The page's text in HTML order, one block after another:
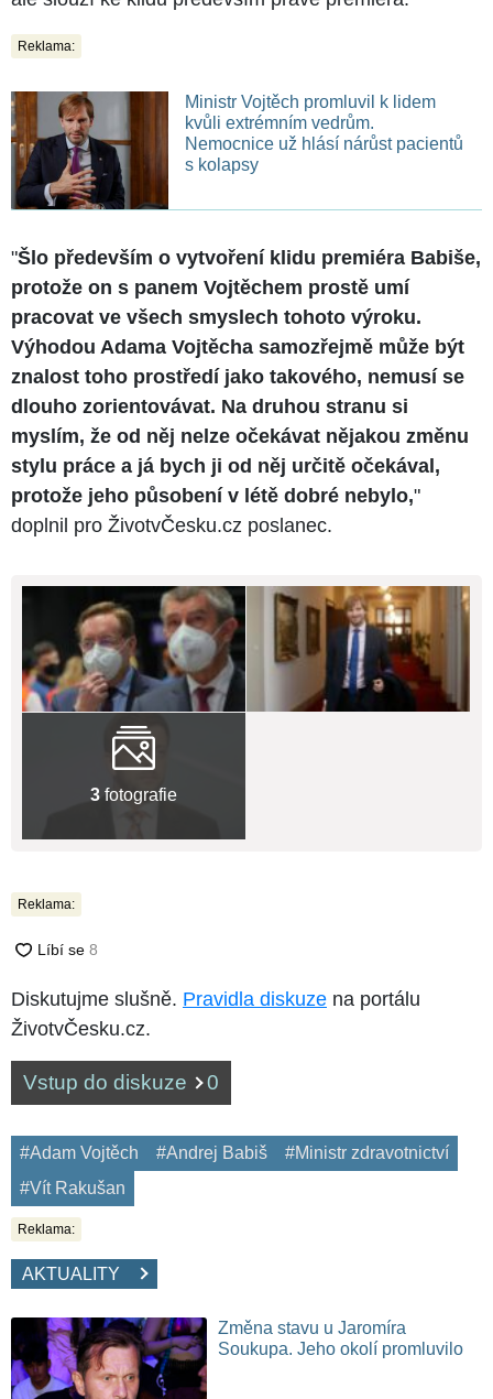
Reklama:
Ministr Vojtěch promluvil k lidem
kvůli extrémním vedrům.
Nemocnice už hlásí nárůst pacientů
s kolapsy
"Šlo především o vytvoření klidu premiéra Babiše,
protože on s panem Vojtěchem prostě umí
pracovat ve všech smyslech tohoto výroku.
Výhodou Adama Vojtěcha samozřejmě může být
znalost toho prostředí jako takového, nemusí se
dlouho zorientovávat. Na druhou stranu si
myslím, že od něj nelze očekávat nějakou změnu
stylu práce a já bych ji od něj určitě očekával,
protože jeho působení v létě dobré nebylo,"
doplnil pro ŽivotvČesku.cz poslanec.
3 fotografie
Reklama:
Diskutujme slušně. Pravidla diskuze na portálu
ŽivotvČesku.cz.
Vstup do diskuze 0
#Adam Vojtěch #Andrej Babiš
#Ministr zdravotnictví
#Vít Rakušan
Reklama:
AKTUALITY
Změna stavu u Jaromíra
Soukupa. Jeho okolí promluvilo